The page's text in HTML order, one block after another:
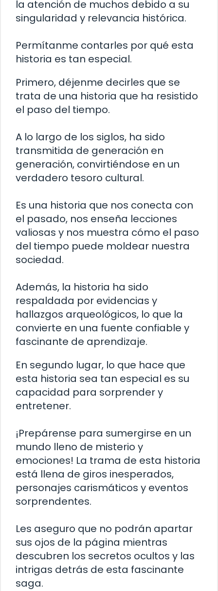
la atención de muchos debido a su
singularidad y relevancia histórica.
Permítanme contarles por qué esta
historia es tan especial.
Primero, déjenme decirles que se
trata de una historia que ha resistido
el paso del tiempo.
A lo largo de los siglos, ha sido
transmitida de generación en
generación, convirtiéndose en un
verdadero tesoro cultural.
Es una historia que nos conecta con
el pasado, nos enseña lecciones
valiosas y nos muestra cómo el paso
del tiempo puede moldear nuestra
sociedad.
Además, la historia ha sido
respaldada por evidencias y
hallazgos arqueológicos, lo que la
convierte en una fuente confiable y
fascinante de aprendizaje.
En segundo lugar, lo que hace que
esta historia sea tan especial es su
capacidad para sorprender y
entretener.
¡Prepárense para sumergirse en un
mundo lleno de misterio y
emociones! La trama de esta historia
está llena de giros inesperados,
personajes carismáticos y eventos
sorprendentes.
Les aseguro que no podrán apartar
sus ojos de la página mientras
descubren los secretos ocultos y las
intrigas detrás de esta fascinante
saga.